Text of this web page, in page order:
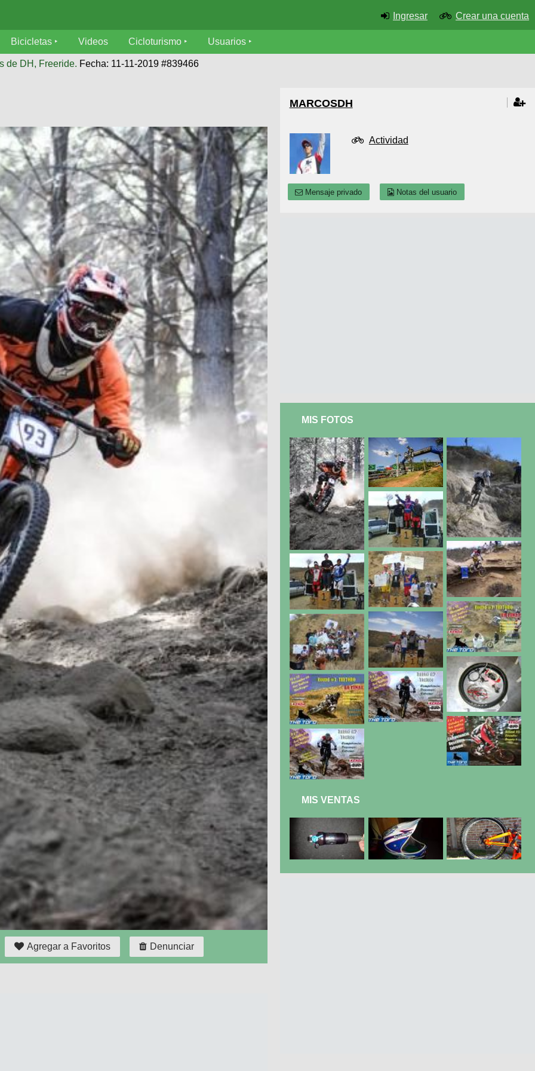
Ingresar Crear una cuenta
Bicicletas Videos Cicloturismo Usuarios
de DH, Freeride. Fecha: 11-11-2019 #839466
Agregar a Favoritos Denunciar
MARCOSDH
Actividad
Mensaje privado Notas del usuario
MIS FOTOS
MIS VENTAS